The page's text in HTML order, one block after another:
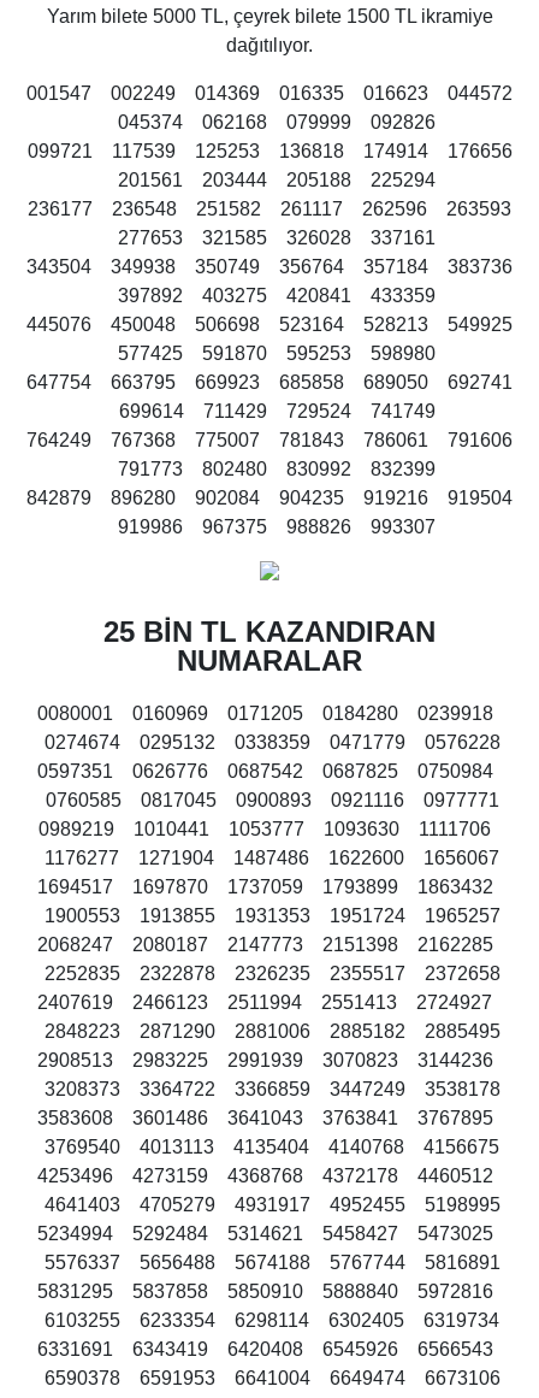
Yarım bilete 5000 TL, çeyrek bilete 1500 TL ikramiye
dağıtılıyor.
001547 002249 014369 016335 016623 044572
045374 062168 079999 092826
099721 117539 125253 136818 174914 176656
201561 203444 205188 225294
236177 236548 251582 261117 262596 263593
277653 321585 326028 337161
343504 349938 350749 356764 357184 383736
397892 403275 420841 433359
445076 450048 506698 523164 528213 549925
577425 591870 595253 598980
647754 663795 669923 685858 689050 692741
699614 711429 729524 741749
764249 767368 775007 781843 786061 791606
791773 802480 830992 832399
842879 896280 902084 904235 919216 919504
919986 967375 988826 993307
25 BİN TL KAZANDIRAN
NUMARALAR
0080001 0160969 0171205 0184280 0239918
0274674 0295132 0338359 0471779 0576228
0597351 0626776 0687542 0687825 0750984
0760585 0817045 0900893 0921116 0977771
0989219 1010441 1053777 1093630 1111706
1176277 1271904 1487486 1622600 1656067
1694517 1697870 1737059 1793899 1863432
1900553 1913855 1931353 1951724 1965257
2068247 2080187 2147773 2151398 2162285
2252835 2322878 2326235 2355517 2372658
2407619 2466123 2511994 2551413 2724927
2848223 2871290 2881006 2885182 2885495
2908513 2983225 2991939 3070823 3144236
3208373 3364722 3366859 3447249 3538178
3583608 3601486 3641043 3763841 3767895
3769540 4013113 4135404 4140768 4156675
4253496 4273159 4368768 4372178 4460512
4641403 4705279 4931917 4952455 5198995
5234994 5292484 5314621 5458427 5473025
5576337 5656488 5674188 5767744 5816891
5831295 5837858 5850910 5888840 5972816
6103255 6233354 6298114 6302405 6319734
6331691 6343419 6420408 6545926 6566543
6590378 6591953 6641004 6649474 6673106